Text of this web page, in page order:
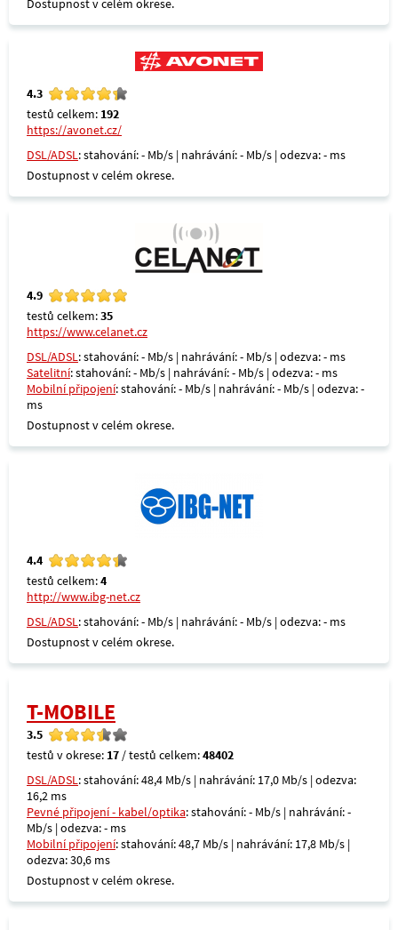
Dostupnost v celém okrese.
4.3
testů celkem: 192
https://avonet.cz/
DSL/ADSL: stahování: - Mb/s | nahrávání: - Mb/s | odezva: - ms
Dostupnost v celém okrese.
4.9
testů celkem:35
https://www.celanet.cz
DSL/ADSL: stahování: - Mb/s | nahrávání: - Mb/s | odezva: - ms
Satelitní: stahování: - Mb/s | nahrávání: - Mb/s | odezva: - ms
Mobilní připojení: stahování: - Mb/s | nahrávání: - Mb/s | odezva: -
ms
Dostupnost v celém okrese.
4.4
testů celkem:4
http://www.ibg-net.cz
DSL/ADSL: stahování: - Mb/s | nahrávání: - Mb/s | odezva: - ms
Dostupnost v celém okrese.
T-MOBILE
3.5
testů v okrese: 17 / testů celkem:48402
DSL/ADSL: stahování: 48,4 Mb/s | nahrávání: 17,0 Mb/s | odezva:
16,2 ms
Pevné připojení - kabel/optika: stahování: - Mb/s | nahrávání: -
Mb/s | odezva: - ms
Mobilní připojení: stahování: 48,7 Mb/s | nahrávání: 17,8 Mb/s |
odezva: 30,6 ms
Dostupnost v celém okrese.